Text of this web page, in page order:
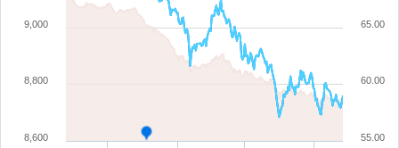
8,600
8,800
9,000
55.00
60.00
65.00